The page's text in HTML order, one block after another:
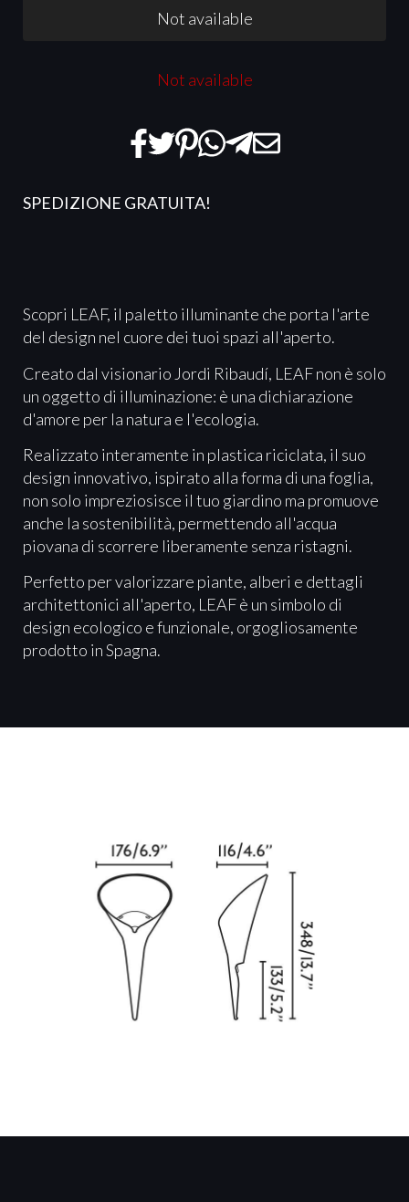
Not available
Not available
SPEDIZIONE GRATUITA!
Scopri LEAF, il paletto illuminante che porta l'arte
del design nel cuore dei tuoi spazi all'aperto.
Creato dal visionario Jordi Ribaudí, LEAF non è solo
un oggetto di illuminazione: è una dichiarazione
d'amore per la natura e l'ecologia.
Realizzato interamente in plastica riciclata, il suo
design innovativo, ispirato alla forma di una foglia,
non solo impreziosisce il tuo giardino ma promuove
anche la sostenibilità, permettendo all'acqua
piovana di scorrere liberamente senza ristagni.
Perfetto per valorizzare piante, alberi e dettagli
architettonici all'aperto, LEAF è un simbolo di
design ecologico e funzionale, orgogliosamente
prodotto in Spagna.